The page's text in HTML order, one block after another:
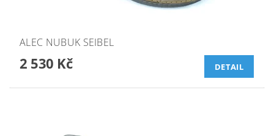
ALEC NUBUK SEIBEL
2 530 Kč DETAIL